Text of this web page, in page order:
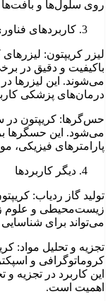
روی سلول‌ها و بافت‌ها
کاربردهای
لیزر کریپتون: لیزرهای
باکیفیت و دقیق در
می‌شوند. این لیزرها
درمان‌های پزشکی
حس‌گرها: کریپتون
می‌شود. این حسگرها
پارامترهای فیزیکی،
دیگر کاربردها
تولید گاز ردیاب:
زیست‌محیطی و علوم
می‌تواند برای
تجزیه و تحلیل مواد:
کروماتوگرافی و
این کاربرد در تجزیه و
اهمیت است.